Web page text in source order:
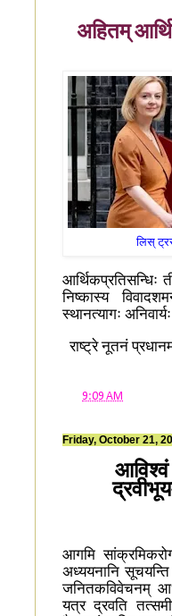
अहितम्
लिस्
आर्थिकप्रतिसन्धिः
निष्कास्य
स्थानत्यागः
राष्ट्रे नूतनं
9:09 AM
Friday, October 21,
आविश्वं
आगमि
अध्ययनानि
जनितकविवेचनम्
यत्र द्रवति